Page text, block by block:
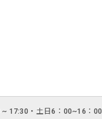
~ 17:30・土日6：00~16：00